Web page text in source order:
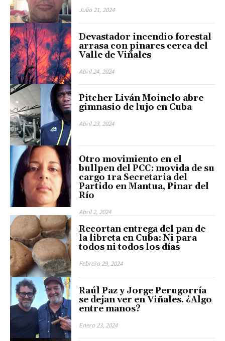
Julio 21, 2024
Devastador incendio forestal
arrasa con pinares cerca del
Valle de Viñales
Abril 24, 2024
Pitcher Liván Moinelo abre
gimnasio de lujo en Cuba
Abril 23, 2024
Otro movimiento en el
bullpen del PCC: movida de su
cargo 1ra Secretaria del
Partido en Mantua, Pinar del
Río
Abril 2, 2024
Recortan entrega del pan de
la libreta en Cuba: Ni para
todos ni todos los días
Febrero 29, 2024
Raúl Paz y Jorge Perugorría
se dejan ver en Viñales. ¿Algo
entre manos?
Enero 23, 2024